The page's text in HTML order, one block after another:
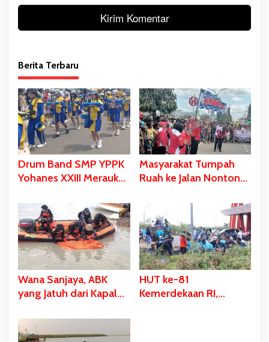
Berita Terbaru
Drum Band SMP YPPK
Yohanes XXIII Merauke
Perhatian Berbagai
Kalangan
Masyarakat Tumpah
Ruah ke Jalan Nonton
Gebze: Jangan Lupakan
Identitas
Wana Sanjaya, ABK
yang Jatuh dari Kapal
Kondisi Meninggal
Dunia
HUT ke-81
Kemerdekaan RI,